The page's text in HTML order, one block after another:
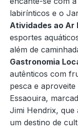
labirínticos e o
Atividades ao Ar
esportes
além de
Gastronomia
autênticos com
pesca e
Essaouira,
Jimi Hendrix, que
um destino de